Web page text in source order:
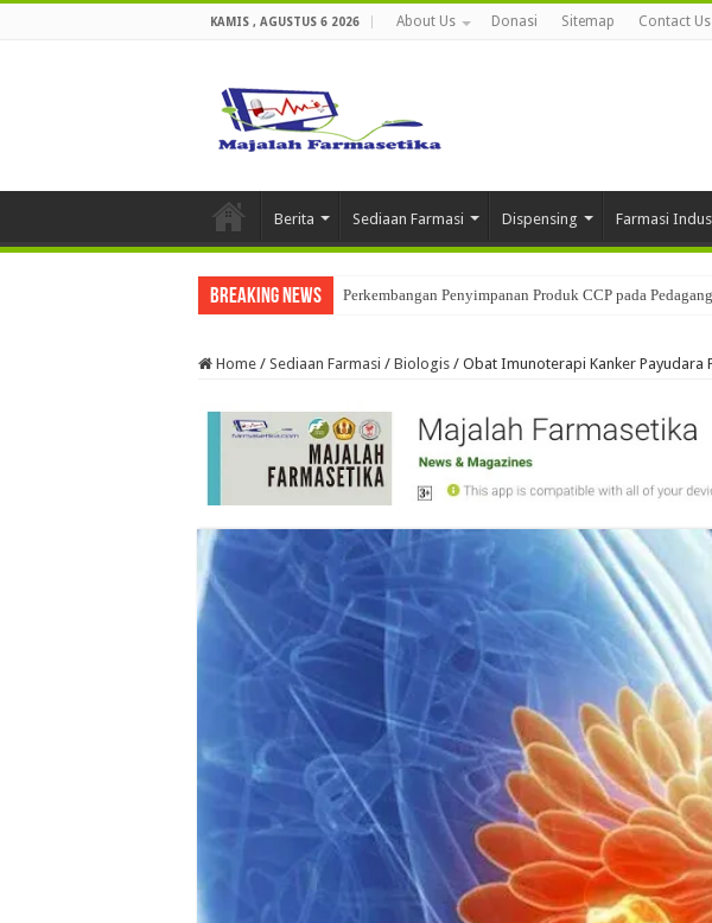
KAMIS , AGUSTUS 6 2026 About Us Donasi Sitemap Contact Us
Berita Sediaan Farmasi Dispensing Farmasi
Breaking News Perkembangan Penyimpanan Produk CCP pada
Home / Sediaan Farmasi / Biologis / Obat Imunoterapi Kanker Payudara